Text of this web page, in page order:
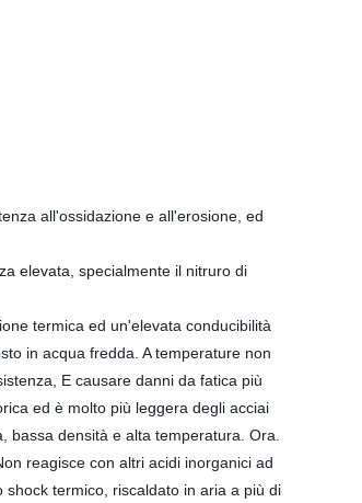
all'ossidazione e all'erosione, ed
elevata, specialmente il nitruro di
termica ed un'elevata conducibilità
in acqua fredda. A temperature non
E causare danni da fatica più
ed è molto più leggera degli acciai
densità e alta temperatura. Ora.
reagisce con altri acidi inorganici ad
termico, riscaldato in aria a più di